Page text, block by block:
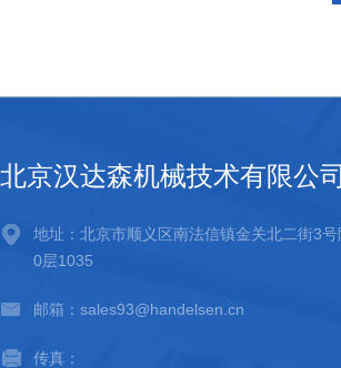
北京汉达森机械技术有限公司
地址：北京市顺义区南法信镇金关北二街3号
0层1035
邮箱：sales93@handelsen.cn
传真：